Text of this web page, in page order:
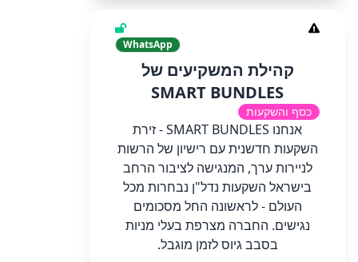
WhatsApp
קהילת המשקיעים של
SMART BUNDLES
כסף והשקעות
אנחנו SMART BUNDLES - זירת
השקעות חדשנית עם רישיון של הרשות
לניירות ערך, המנגישה לציבור הרחב
בישראל השקעות נדל"ן נבחרות מכל
העולם - לראשונה החל מסכומים
נגישים. החברה מצרפת בעלי מניות
בסבב גיוס לזמן מוגבל.